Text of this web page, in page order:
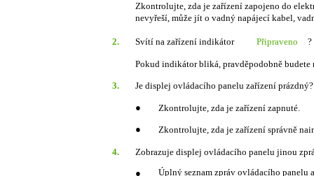
Zkontrolujte, zda je zařízení zapojeno do
nevyřeší, může jít o vadný napájecí kabel,
2. Svítí na zařízení indikátor Připraveno ?
Pokud indikátor bliká, pravděpodobně
3. Je displej ovládacího panelu zařízení prázdný?
●
Zkontrolujte, zda je zařízení zapnuté.
●
Zkontrolujte, zda je zařízení správně
4.
Zobrazuje displej ovládacího panelu jinou
●
Úplný seznam zpráv ovládacího panelu